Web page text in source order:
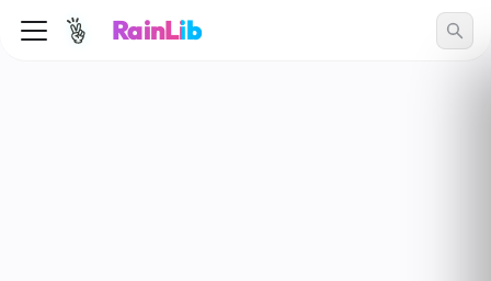
RainLib